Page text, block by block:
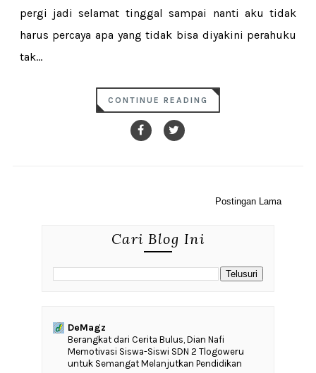
pergi jadi selamat tinggal sampai nanti aku tidak
harus percaya apa yang tidak bisa diyakini perahuku
tak...
CONTINUE READING
Postingan Lama
Cari Blog Ini
DeMagz
‎Berangkat dari Cerita Bulus, Dian Nafi
Memotivasi Siswa-Siswi SDN 2 Tlogoweru
untuk Semangat Melanjutkan Pendidikan